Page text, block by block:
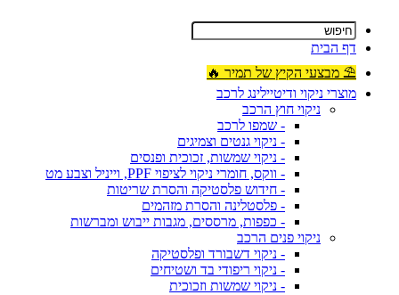
דף הבית
⛱ מבצעי הקיץ של תמיר 🔥
מוצרי ניקוי ודיטיילינג לרכב
ניקוי חוץ הרכב
- שמפו לרכב
- ניקוי גנטים וצמיגים
- ניקוי שמשות, זכוכית ופנסים
- ווקס, חומרי ניקוי לציפוי PPF, וייניל וצבע מט
- חידוש פלסטיקה והסרת שריטות
- פלסטלינה והסרת מזהמים
- כפפות, מרססים, מגבות ייבוש ומברשות
ניקוי פנים הרכב
- ניקוי דשבורד ופלסטיקה
- ניקוי ריפודי בד ושטיחים
- ניקוי שמשות וזכוכית